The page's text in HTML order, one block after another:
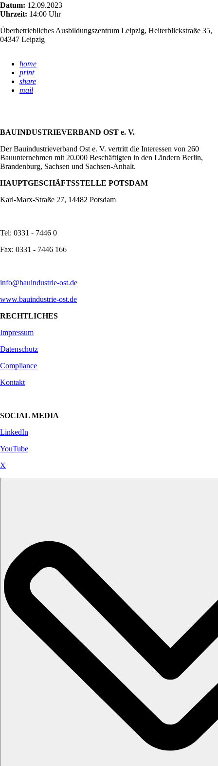
Datum: 12.09.2023
Uhrzeit: 14:00 Uhr
Überbetriebliches Ausbildungszentrum Leipzig, Heiterblickstraße 35,
04347 Leipzig
home
print
share
mail
BAUINDUSTRIEVERBAND OST e. V.
Der Bauindustrieverband Ost e. V. vertritt die Interessen von 260
Bauunternehmen mit 20.000 Beschäftigten in den Ländern Berlin,
Brandenburg, Sachsen und Sachsen-Anhalt.
HAUPTGESCHÄFTSSTELLE POTSDAM
Karl-Marx-Straße 27, 14482 Potsdam
Tel: 0331 - 7446 0
Fax: 0331 - 7446 166
info@bauindustrie-ost.de
www.bauindustrie-ost.de
RECHTLICHES
Impressum
Datenschutz
Compliance
Kontakt
SOCIAL MEDIA
LinkedIn
YouTube
X